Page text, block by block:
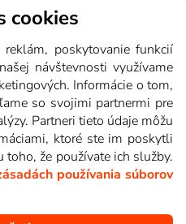
cookies
poskytovanie funkcií
návštevnosti využívame
Informácie o tom,
so svojimi partnermi pre
Partneri tieto údaje môžu
ktoré ste im poskytli
že používate ich služby.
používania súborov